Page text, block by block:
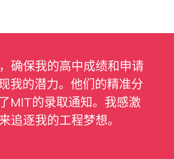
确保我的高中成绩和申请
我的潜力。他们的精准分
MIT的录取通知。我感激
追逐我的工程梦想。